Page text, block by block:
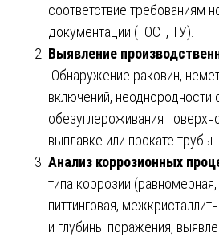
соответствие требованиям
документации (ГОСТ, ТУ).
Выявление
Обнаружение раковин,
включений, неоднородности
обезуглероживания
выплавке или прокате трубы.
Анализ коррозионных
типа коррозии (равномерная,
питтинговая,
и глубины поражения,